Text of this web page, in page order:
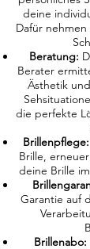
deine
Dafür
Beratung:
Berater
Ästhetik
die perfekte
Brillenpflege:
Brille,
deine Brille
Garantie auf
Brillenabo: